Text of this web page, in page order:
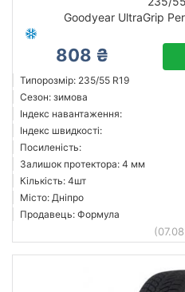
Goodyear UltraGrip
808 ₴
Типорозмір: 235/55 R19
Сезон: зимова
Індекс навантаження:
Індекс швидкості:
Посиленість:
Залишок протектора: 4 мм
Кількість: 4шт
Місто: Дніпро
Продавець: Формула